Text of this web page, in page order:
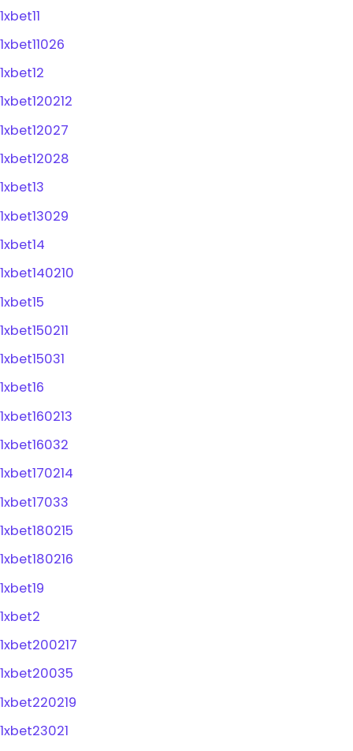
1xbet11
1xbet11026
1xbet12
1xbet120212
1xbet12027
1xbet12028
1xbet13
1xbet13029
1xbet14
1xbet140210
1xbet15
1xbet150211
1xbet15031
1xbet16
1xbet160213
1xbet16032
1xbet170214
1xbet17033
1xbet180215
1xbet180216
1xbet19
1xbet2
1xbet200217
1xbet20035
1xbet220219
1xbet23021